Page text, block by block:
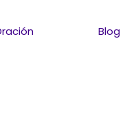
Blog